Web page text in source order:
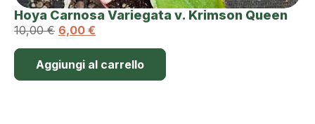
Hoya Carnosa Variegata v. Krimson Queen
10,00€ 6,00 €
Aggiungi al carrello